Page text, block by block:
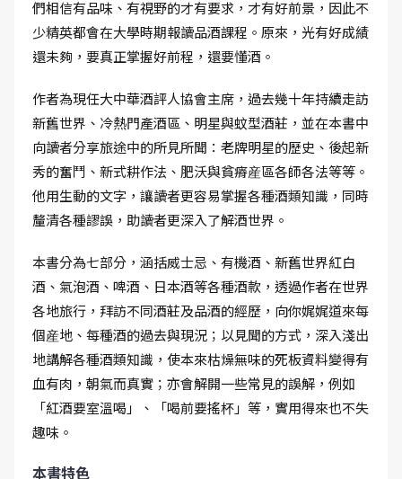
們相信有品味、有視野的才有要求，才有好前景，因此不
少精英都會在大學時期報讀品酒課程。原來，光有好成績
還未夠，要真正掌握好前程，還要懂酒。
作者為現任大中華酒評人協會主席，過去幾十年持續走訪
新舊世界、冷熱門產酒區、明星與蚊型酒莊，並在本書中
向讀者分享旅途中的所見所聞：老牌明星的歷史、後起新
秀的奮鬥、新式耕作法、肥沃與貧瘠産區各師各法等等。
他用生動的文字，讓讀者更容易掌握各種酒類知識，同時
釐清各種謬誤，助讀者更深入了解酒世界。
本書分為七部分，涵括威士忌、有機酒、新舊世界紅白
酒、氣泡酒、啤酒、日本酒等各種酒款，透過作者在世界
各地旅行，拜訪不同酒莊及品酒的經歷，向你娓娓道來每
個産地、每種酒的過去與現況；以見聞的方式，深入淺出
地講解各種酒類知識，使本來枯燥無味的死板資料變得有
血有肉，朝氣而真實；亦會解開一些常見的誤解，例如
「紅酒要室溫喝」、「喝前要搖杯」等，實用得來也不失
趣味。
本書特色